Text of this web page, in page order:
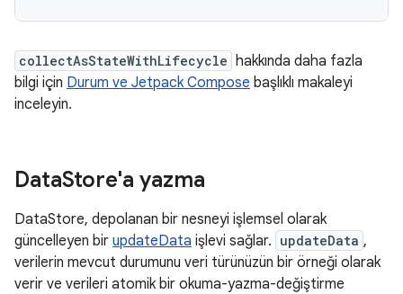
collectAsStateWithLifecycle hakkında daha fazla
bilgi için Durum ve Jetpack Compose başlıklı makaleyi
inceleyin.
DataStore'a yazma
DataStore, depolanan bir nesneyi işlemsel olarak
güncelleyen bir updateData işlevi sağlar. updateData ,
verilerin mevcut durumunu veri türünüzün bir örneği olarak
verir ve verileri atomik bir okuma-yazma-değiştirme